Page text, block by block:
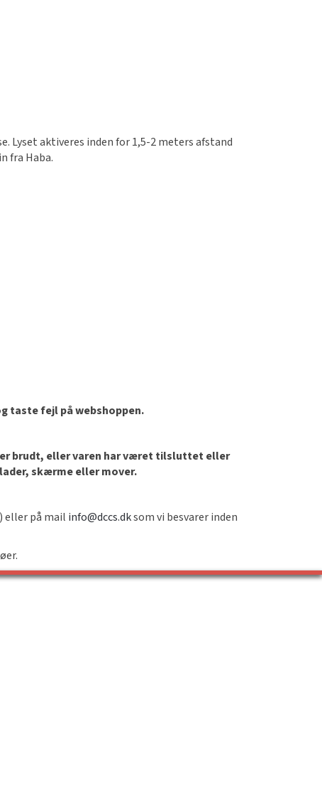
aktiveres inden for 1,5-2 meters afstand
fra Haba.
taste fejl på webshoppen.
brudt, eller varen har været tilsluttet eller
skærme eller mover.
eller på mail info@dccs.dksom vi besvarer inden